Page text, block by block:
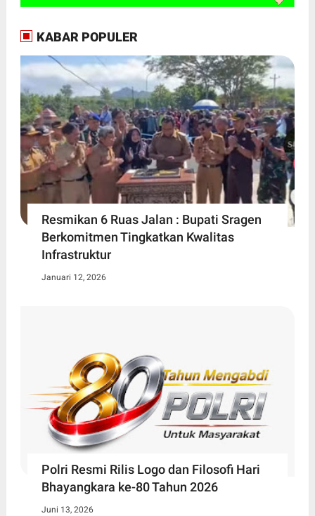
KABAR POPULER
Resmikan 6 Ruas Jalan : Bupati Sragen
Berkomitmen Tingkatkan Kwalitas
Infrastruktur
Januari 12, 2026
Polri Resmi Rilis Logo dan Filosofi Hari
Bhayangkara ke-80 Tahun 2026
Juni 13, 2026